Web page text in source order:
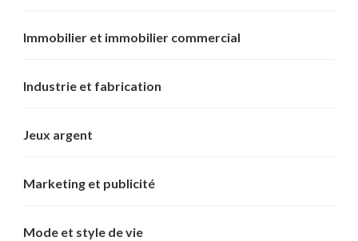
Immobilier et immobilier commercial
Industrie et fabrication
Jeux argent
Marketing et publicité
Mode et style de vie